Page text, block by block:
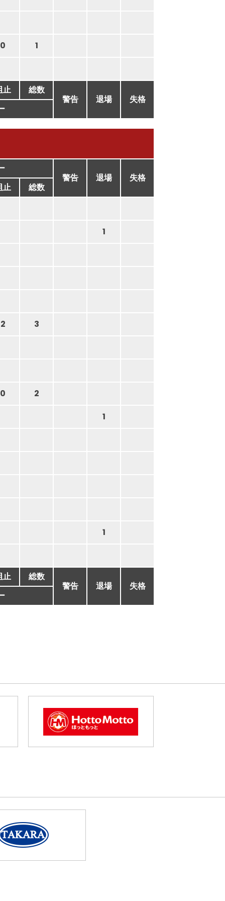
0
1
止
総数
警告
退場
失格
警告
退場
失格
止
総数
1
2
3
0
2
1
1
止
総数
警告
退場
失格